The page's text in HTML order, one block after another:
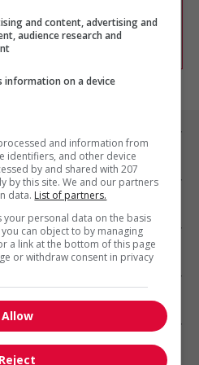
en vousinscrivant
Jobboom.
and content, advertising and
audience research and
information on a device
and information from
identifiers, and other device
by and shared with 207
by this site. We and our partners
data. List of partners.
your personal data on the basis
can object to by managing
a link at the bottom of this page
or withdraw consent in privacy
Allow
Reject